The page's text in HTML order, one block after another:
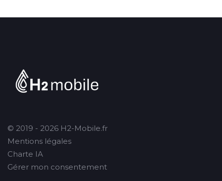
© 2019 - 2026 H2-Mobile.fr
Mentions légales
Charte IA
Gérer mon consentement